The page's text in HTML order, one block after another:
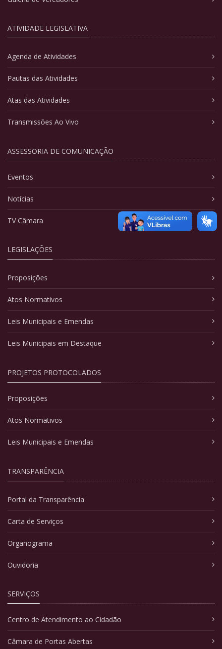
ATIVIDADE LEGISLATIVA
Agenda de Atividades
Pautas das Atividades
Atas das Atividades
Transmissões Ao Vivo
ASSESSORIA DE COMUNICAÇÃO
Eventos
Notícias
TV Câmara
LEGISLAÇÕES
Proposições
Atos Normativos
Leis Municipais e Emendas
Leis Municipais em Destaque
PROJETOS PROTOCOLADOS
Proposições
Atos Normativos
Leis Municipais e Emendas
TRANSPARÊNCIA
Portal da Transparência
Carta de Serviços
Organograma
Ouvidoria
SERVIÇOS
Centro de Atendimento ao Cidadão
Câmara de Portas Abertas